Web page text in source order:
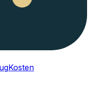
Kosten